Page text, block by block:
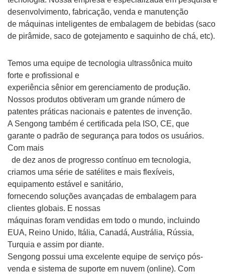
desenvolvimento, fabricação, venda e manutenção
de máquinas inteligentes de embalagem de bebidas (saco
de pirâmide, saco de gotejamento e saquinho de chá, etc).
Temos uma equipe de tecnologia ultrassônica muito
forte e profissional e
experiência sênior em gerenciamento de produção.
Nossos produtos obtiveram um grande número de
patentes práticas nacionais e patentes de invenção.
A Sengong também é certificada pela ISO, CE, que
garante o padrão de segurança para todos os usuários.
Com mais
de dez anos de progresso contínuo em tecnologia,
criamos uma série de satélites e mais flexíveis,
equipamento estável e sanitário,
fornecendo soluções avançadas de embalagem para
clientes globais. E nossas
máquinas foram vendidas em todo o mundo, incluindo
EUA, Reino Unido, Itália, Canadá, Austrália, Rússia,
Turquia e assim por diante.
Sengong possui uma excelente equipe de serviço pós-
venda e sistema de suporte em nuvem (online). Com